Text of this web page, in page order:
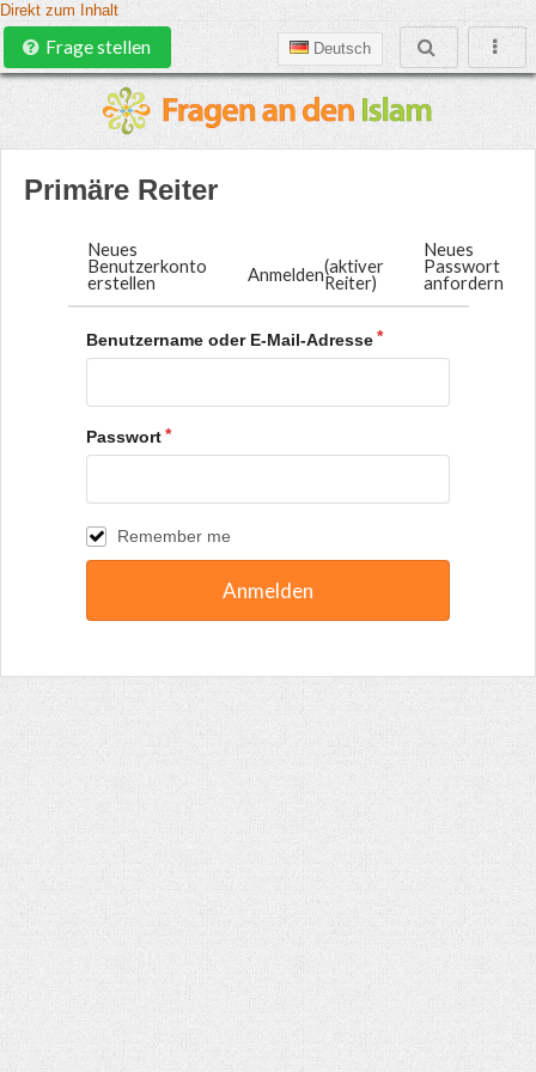
Direkt zum Inhalt
Deutsch
Frage stellen
Primäre Reiter
Neues
Benutzerkonto
erstellen Anmelden(aktiver
Reiter)
Neues
Passwort
anfordern
Benutzername oder E-Mail-Adresse
Passwort
Remember me